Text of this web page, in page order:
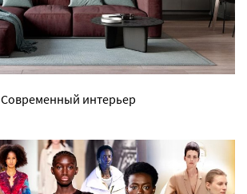
Современный интерьер